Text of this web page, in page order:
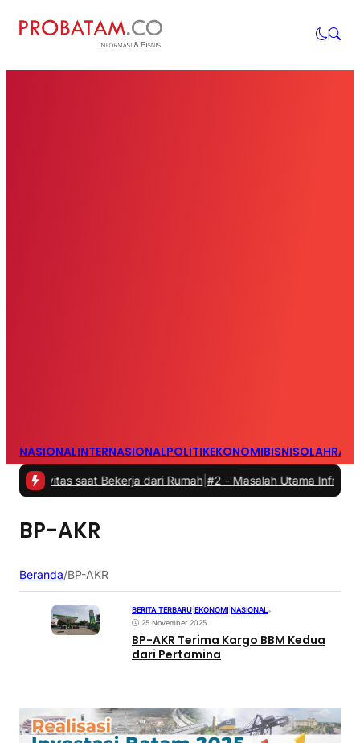
NASIONALINTERNASIONALPOLITIKEKONOMIBISNIS
saat Bekerja dari Rumah |#2 -Masalah Utama Infrastruktur
BP-AKR
Beranda/BP-AKR
BERITA TERBARU EKONOMI NASIONAL•
25 November 2025
BP-AKR Terima Kargo BBM Kedua
dari Pertamina